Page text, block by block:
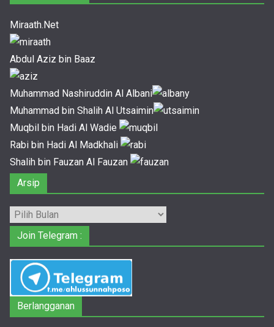
Miraath.Net
Abdul Aziz bin Baaz
Muhammad Nashiruddin Al Albani
Muhammad bin Shalih Al Utsaimin
Muqbil bin Hadi Al Wadie
Rabi bin Hadi Al Madkhali
Shalih bin Fauzan Al Fauzan
Arsip
Arsip
Join Telegram :
Berlangganan